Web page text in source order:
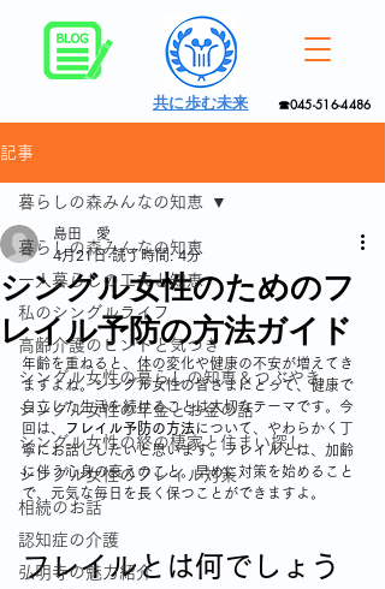
☎045-516-4486
共に歩む未来
記事
暮らしの森みんなの知恵
一人暮らしの工夫と知恵
私のシングルライフ
高齢介護のヒントと気づき
シングル女性の暮らしの知恵＆つぶやき
シングル女性の年金とお金の話
シングル女性の終の棲家と住まい探し
シングル女性のフレイル対策
相続のお話
認知症の介護
弘明寺の魅力紹介
暮らしの森みんなの知恵
シングル女性のためのフ
レイル予防の方法ガイド
島田 愛
4月21日 読了時間: 4分
年齢を重ねると、体の変化や健康の不安が増えてき
ますよね。シングル女性の皆さまにとって、健康で
自立した生活を続けることは大切なテーマです。今
回は、
フレイル予防の方法について、やわらかく丁
寧にお話ししたいと思います。フレイルとは、加齢
に伴う心身の衰えのこと。早めに対策を始めること
で、元気な毎日を長く保つことができますよ。
フレイルとは何でしょう